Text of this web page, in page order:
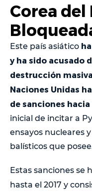
Corea del
Este país asiático
y ha sido acusado
destrucción
Naciones Unidas
de sanciones hacia
inicial de incitar a
ensayos nucleares
balísticos que
Estas sanciones se
hasta el 2017 y